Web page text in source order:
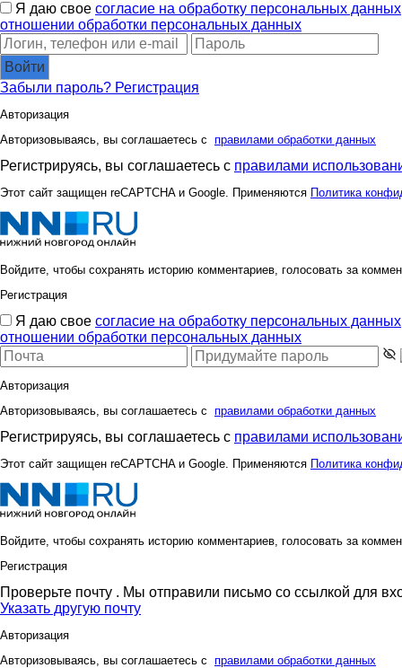
masl miss
нана1
Я даю свое согласие на обработку персональных данных
отношении обработки персональных данных
Войти
Забыли пароль? Регистрация
Авторизация
Авторизовываясь, вы соглашаетесь с правилами обработки данных
Регистрируясь, вы соглашаетесь с правилами
Этот сайт защищен reCAPTCHA и Google. Применяются Политика
Войдите, чтобы сохранять историю комментариев, голосовать за
Регистрация
Я даю свое согласие на обработку персональных данных
отношении обработки персональных данных
Авторизация
Авторизовываясь, вы соглашаетесь с правилами обработки данных
Регистрируясь, вы соглашаетесь с правилами
Этот сайт защищен reCAPTCHA и Google. Применяются Политика
Войдите, чтобы сохранять историю комментариев, голосовать за
Регистрация
Проверьте почту . Мы отправили письмо со ссылкой для
Указать другую почту
Авторизация
Авторизовываясь, вы соглашаетесь с правилами обработки данных